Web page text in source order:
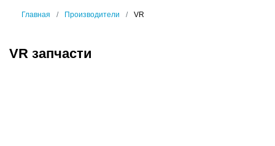
Главная Производители VR
VR запчасти